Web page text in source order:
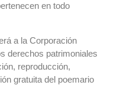
en todo
a la Corporación
derechos patrimoniales
reproducción,
gratuita del poemario